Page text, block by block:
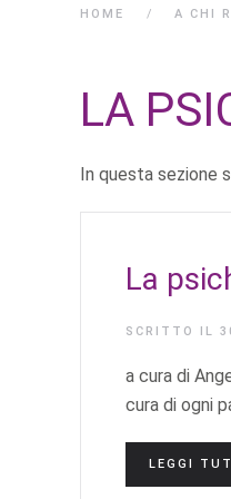
HOME A CHI
LA
In questa sezione
La
SCRITTO IL
a cura di
cura di ogni
LEGGI